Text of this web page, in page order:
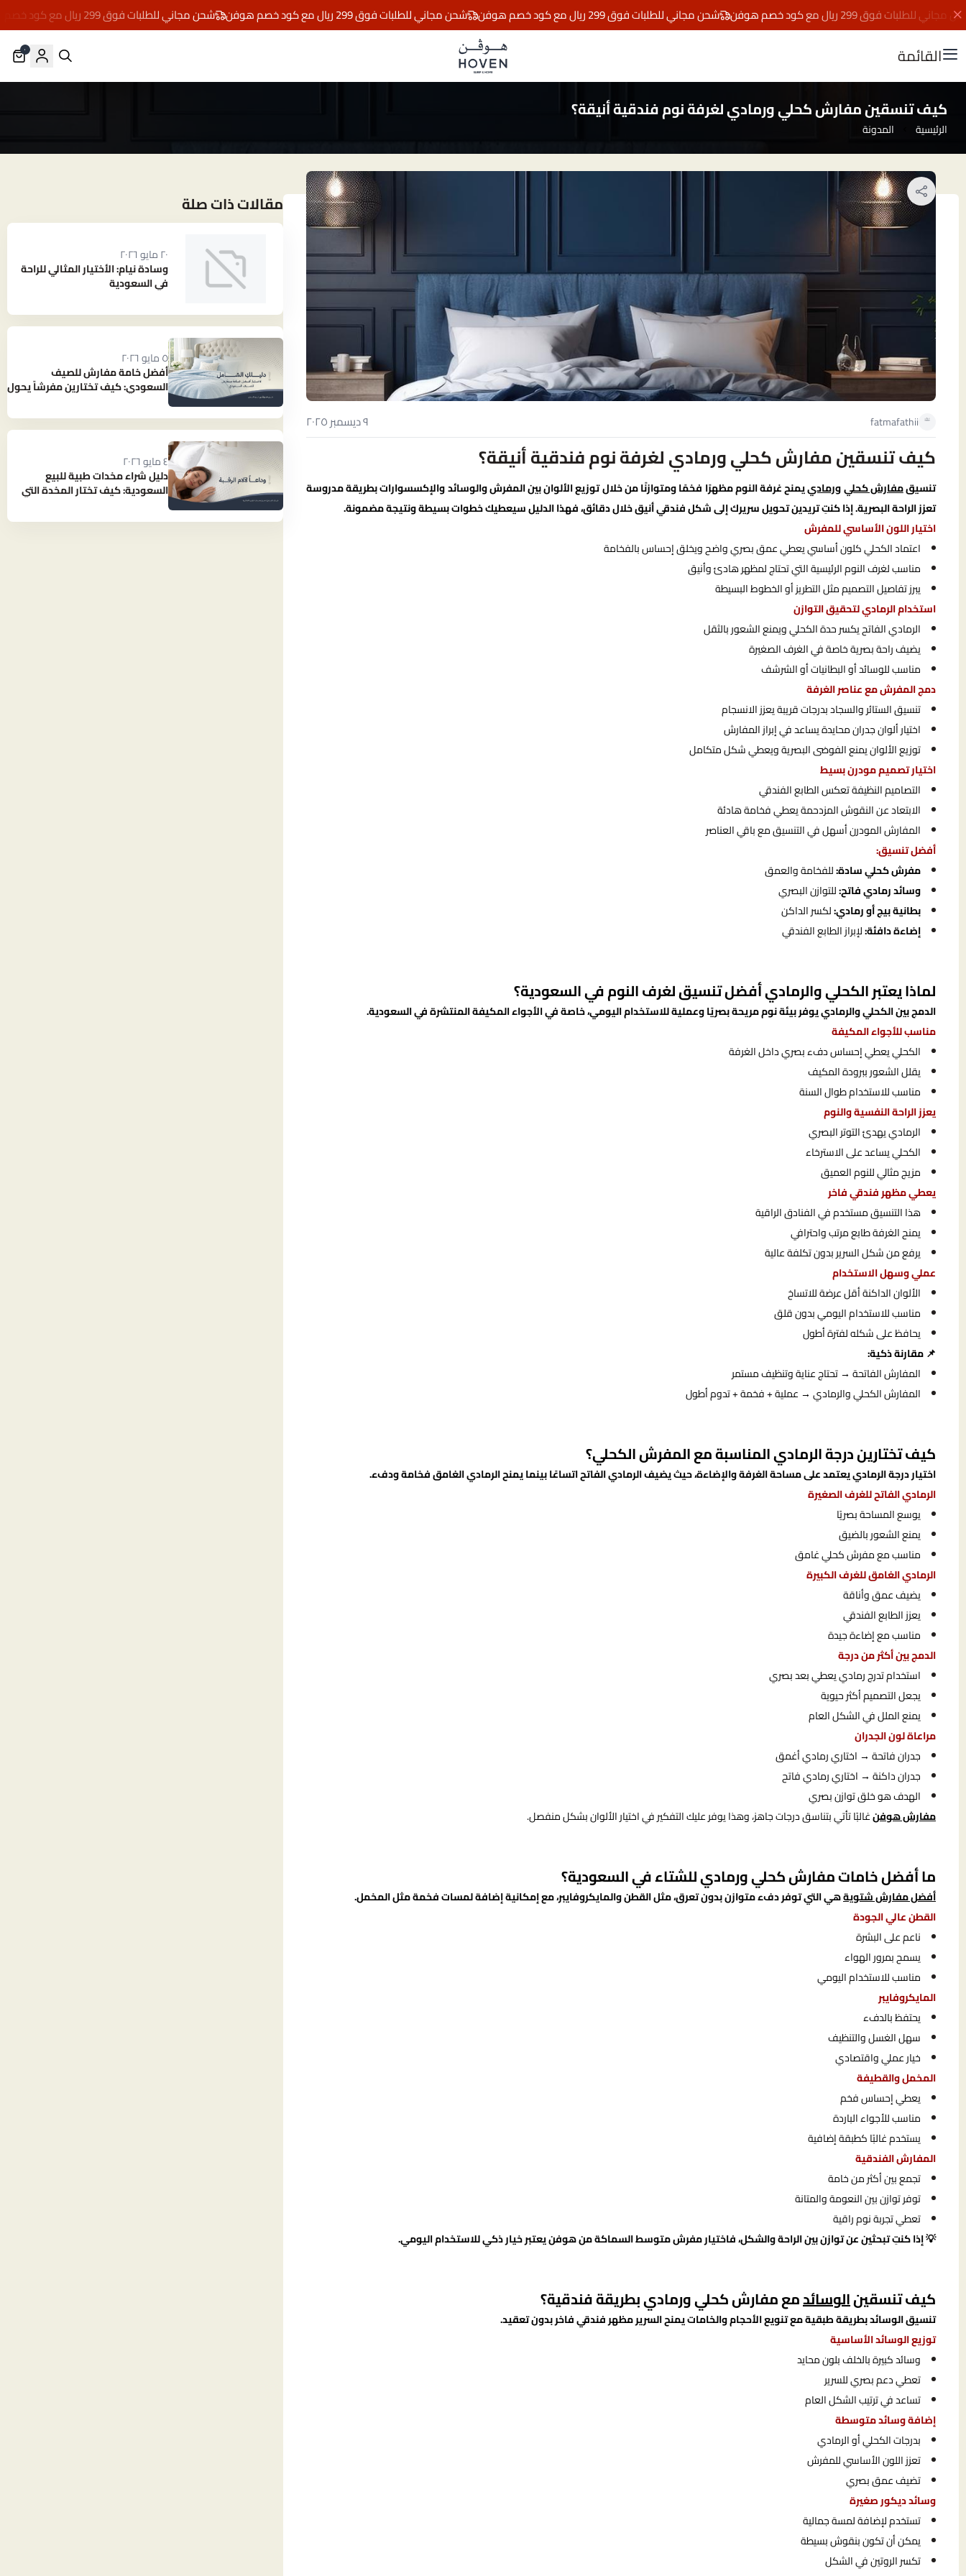
فوق 299 ريال مع كود خصم هوفن شحن مجاني للطلبات فوق 299 ريال مع كود خصم هوفن شحن مجاني للطلبات فوق 299 ريال مع كود خصم هوفن شحن مجاني للطلبات فوق 299 ريال مع كود خصم هوفن
القائمة مفارش هوڤن
٠
كيف تنسقين مفارش كحلي ورمادي لغرفة نوم فندقية أنيقة؟
الرئيسية المدونة
fatmafathii ٩ ديسمبر ٢٠٢٥
كيف تنسقين مفارش كحلي ورمادي لغرفة نوم فندقية أنيقة؟
تنسيقمفارش كحليورمادييمنح غرفة النوم مظهرًا فخمًا ومتوازنًا من خلال توزيع الألوان بين المفرش والوسائد والإكسسوارات بطريقة مدروسة
تعزز الراحة البصرية. إذا كنتِ تريدين تحويل سريرك إلى شكل فندقي أنيق خلال دقائق، فهذا الدليل سيعطيك خطوات بسيطة ونتيجة مضمونة.
اختيار اللون الأساسي للمفرش
اعتماد الكحلي كلون أساسي يعطي عمق بصري واضح ويخلق إحساس بالفخامة
مناسب لغرف النوم الرئيسية التي تحتاج لمظهر هادئ وأنيق
يبرز تفاصيل التصميم مثل التطريز أو الخطوط البسيطة
استخدام الرمادي لتحقيق التوازن
الرمادي الفاتح يكسر حدة الكحلي ويمنع الشعور بالثقل
يضيف راحة بصرية خاصة في الغرف الصغيرة
مناسب للوسائد أو البطانيات أو الشرشف
دمج المفرش مع عناصر الغرفة
تنسيق الستائر والسجاد بدرجات قريبة يعزز الانسجام
اختيار ألوان جدران محايدة يساعد في إبراز المفارش
توزيع الألوان يمنع الفوضى البصرية ويعطي شكل متكامل
اختيار تصميم مودرن بسيط
التصاميم النظيفة تعكس الطابع الفندقي
الابتعاد عن النقوش المزدحمة يعطي فخامة هادئة
المفارش المودرن أسهل في التنسيق مع باقي العناصر
أفضل تنسيق:
مفرش كحلي سادة:للفخامة والعمق
وسائد رمادي فاتح:للتوازن البصري
بطانية بيج أو رمادي:لكسر الداكن
إضاءة دافئة:لإبراز الطابع الفندقي
لماذا يعتبر الكحلي والرمادي أفضل تنسيق لغرف النوم في السعودية؟
الدمج بين الكحلي والرمادي يوفر بيئة نوم مريحة بصريًا وعملية للاستخدام اليومي، خاصة في الأجواء المكيفة المنتشرة في السعودية.
مناسب للأجواء المكيفة
الكحلي يعطي إحساس دفء بصري داخل الغرفة
يقلل الشعور ببرودة المكيف
مناسب للاستخدام طوال السنة
يعزز الراحة النفسية والنوم
الرمادي يهدئ التوتر البصري
الكحلي يساعد على الاسترخاء
مزيج مثالي للنوم العميق
يعطي مظهر فندقي فاخر
هذا التنسيق مستخدم في الفنادق الراقية
يمنح الغرفة طابع مرتب واحترافي
يرفع من شكل السرير بدون تكلفة عالية
عملي وسهل الاستخدام
الألوان الداكنة أقل عرضة للاتساخ
مناسب للاستخدام اليومي بدون قلق
يحافظ على شكله لفترة أطول
📌 مقارنة ذكية:
المفارش الفاتحة → تحتاج عناية وتنظيف مستمر
المفارش الكحلي والرمادي → عملية + فخمة + تدوم أطول
كيف تختارين درجة الرمادي المناسبة مع المفرش الكحلي؟
اختيار درجة الرمادي يعتمد على مساحة الغرفة والإضاءة، حيث يضيف الرمادي الفاتح اتساعًا بينما يمنح الرمادي الغامق فخامة ودفء.
الرمادي الفاتح للغرف الصغيرة
يوسع المساحة بصريًا
يمنع الشعور بالضيق
مناسب مع مفرش كحلي غامق
الرمادي الغامق للغرف الكبيرة
يضيف عمق وأناقة
يعزز الطابع الفندقي
مناسب مع إضاءة جيدة
الدمج بين أكثر من درجة
استخدام تدرج رمادي يعطي بعد بصري
يجعل التصميم أكثر حيوية
يمنع الملل في الشكل العام
مراعاة لون الجدران
جدران فاتحة → اختاري رمادي أغمق
جدران داكنة → اختاري رمادي فاتح
الهدف هو خلق توازن بصري
مفارش هوفنغالبًا تأتي بتناسق درجات جاهز، وهذا يوفر عليك التفكير في اختيار الألوان بشكل منفصل.
ما أفضل خامات مفارش كحلي ورمادي للشتاء في السعودية؟
أفضل مفارش شتويةهي التي توفر دفء متوازن بدون تعرق، مثل القطن والمايكروفايبر، مع إمكانية إضافة لمسات فخمة مثل المخمل.
القطن عالي الجودة
ناعم على البشرة
يسمح بمرور الهواء
مناسب للاستخدام اليومي
المايكروفايبر
يحتفظ بالدفء
سهل الغسل والتنظيف
خيار عملي واقتصادي
المخمل والقطيفة
يعطي إحساس فخم
مناسب للأجواء الباردة
يستخدم غالبًا كطبقة إضافية
المفارش الفندقية
تجمع بين أكثر من خامة
توفر توازن بين النعومة والمتانة
تعطي تجربة نوم راقية
💡 إذا كنتِ تبحثين عن توازن بين الراحة والشكل، فاختيار مفرش متوسط السماكة من هوفن يعتبر خيار ذكي للاستخدام اليومي.
كيف تنسقينالوسائدمع مفارش كحلي ورمادي بطريقة فندقية؟
تنسيق الوسائد بطريقة طبقية مع تنويع الأحجام والخامات يمنح السرير مظهر فندقي فاخر بدون تعقيد.
توزيع الوسائد الأساسية
وسائد كبيرة بالخلف بلون محايد
تعطي دعم بصري للسرير
تساعد في ترتيب الشكل العام
إضافة وسائد متوسطة
بدرجات الكحلي أو الرمادي
تعزز اللون الأساسي للمفرش
تضيف عمق بصري
وسائد ديكور صغيرة
تستخدم لإضافة لمسة جمالية
يمكن أن تكون بنقوش بسيطة
تكسر الروتين في الشكل
مقالات ذات صلة
٢٠ مايو ٢٠٢٦
وسادة نيام: الأختيار المثالي للراحة
في السعودية
٥ مايو ٢٠٢٦
أفضل خامة مفارش للصيف
السعودي: كيف تختارين مفرشاً يحول
٤ مايو ٢٠٢٦
دليل شراء مخدات طبية للبيع
السعودية: كيف تختار المخدة التي